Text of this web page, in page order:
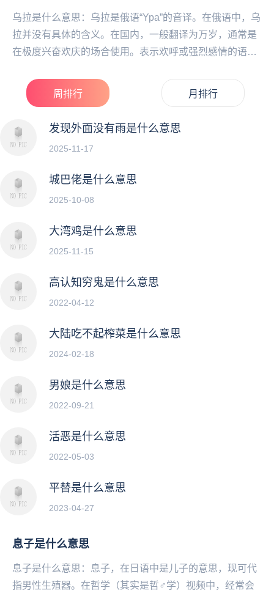
乌拉是什么意思：乌拉是俄语“Ypa”的音译。在俄语中，乌
拉并没有具体的含义。在国内，一般翻译为万岁，通常是
在极度兴奋欢庆的场合使用。表示欢呼或强烈感情的语气
周排行 月排行
发现外面没有雨是什么意思
2025-11-17
城巴佬是什么意思
2025-10-08
大湾鸡是什么意思
2025-11-15
高认知穷鬼是什么意思
2022-04-12
大陆吃不起榨菜是什么意思
2024-02-18
男娘是什么意思
2022-09-21
活恶是什么意思
2022-05-03
平替是什么意思
2023-04-27
息子是什么意思
息子是什么意思：息子，在日语中是儿子的意思，现可代
指男性生殖器。在哲学（其实是哲♂学）视频中，经常会